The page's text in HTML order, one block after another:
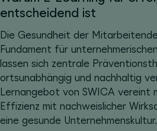
entscheidend ist
Die Gesundheit der
Fundament für
lassen sich zentrale
ortsunabhängig und nachhaltig
Lernangebot von SWICA vereint
Effizienz mit nachweislicher
eine gesunde Unternehmenskultur.